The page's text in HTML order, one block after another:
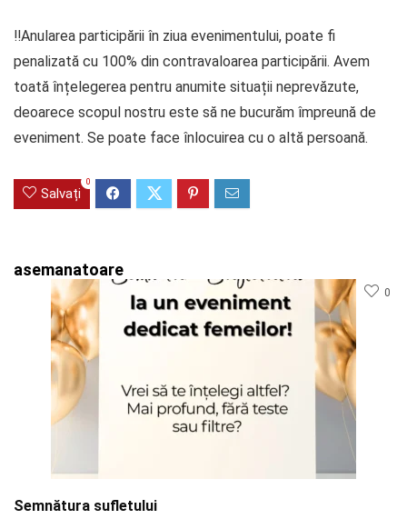
‼Anularea participării în ziua evenimentului, poate fi
penalizată cu 100% din contravaloarea participării. Avem
toată înțelegerea pentru anumite situații neprevăzute,
deoarece scopul nostru este să ne bucurăm împreună de
eveniment. Se poate face înlocuirea cu o altă persoană.
Salvați
0
asemanatoare
0
Semnătura sufletului